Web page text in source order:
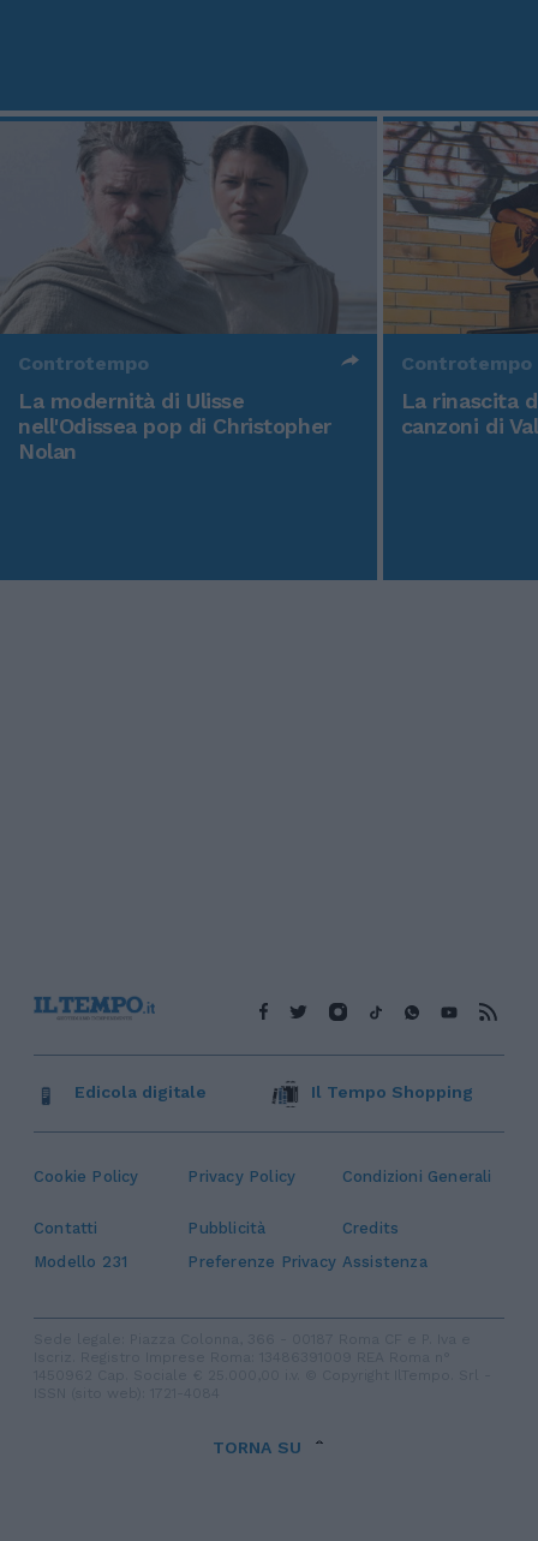
Controtempo
La modernità di Ulisse
nell'Odissea pop di Christopher
Nolan
Controtempo
La rinascita
canzoni di
Cookie Policy Privacy Policy Condizioni Generali
Contatti Pubblicità
Credits
Modello 231
Preferenze Privacy Assistenza
Edicola digitale Il Tempo Shopping
TORNA SU